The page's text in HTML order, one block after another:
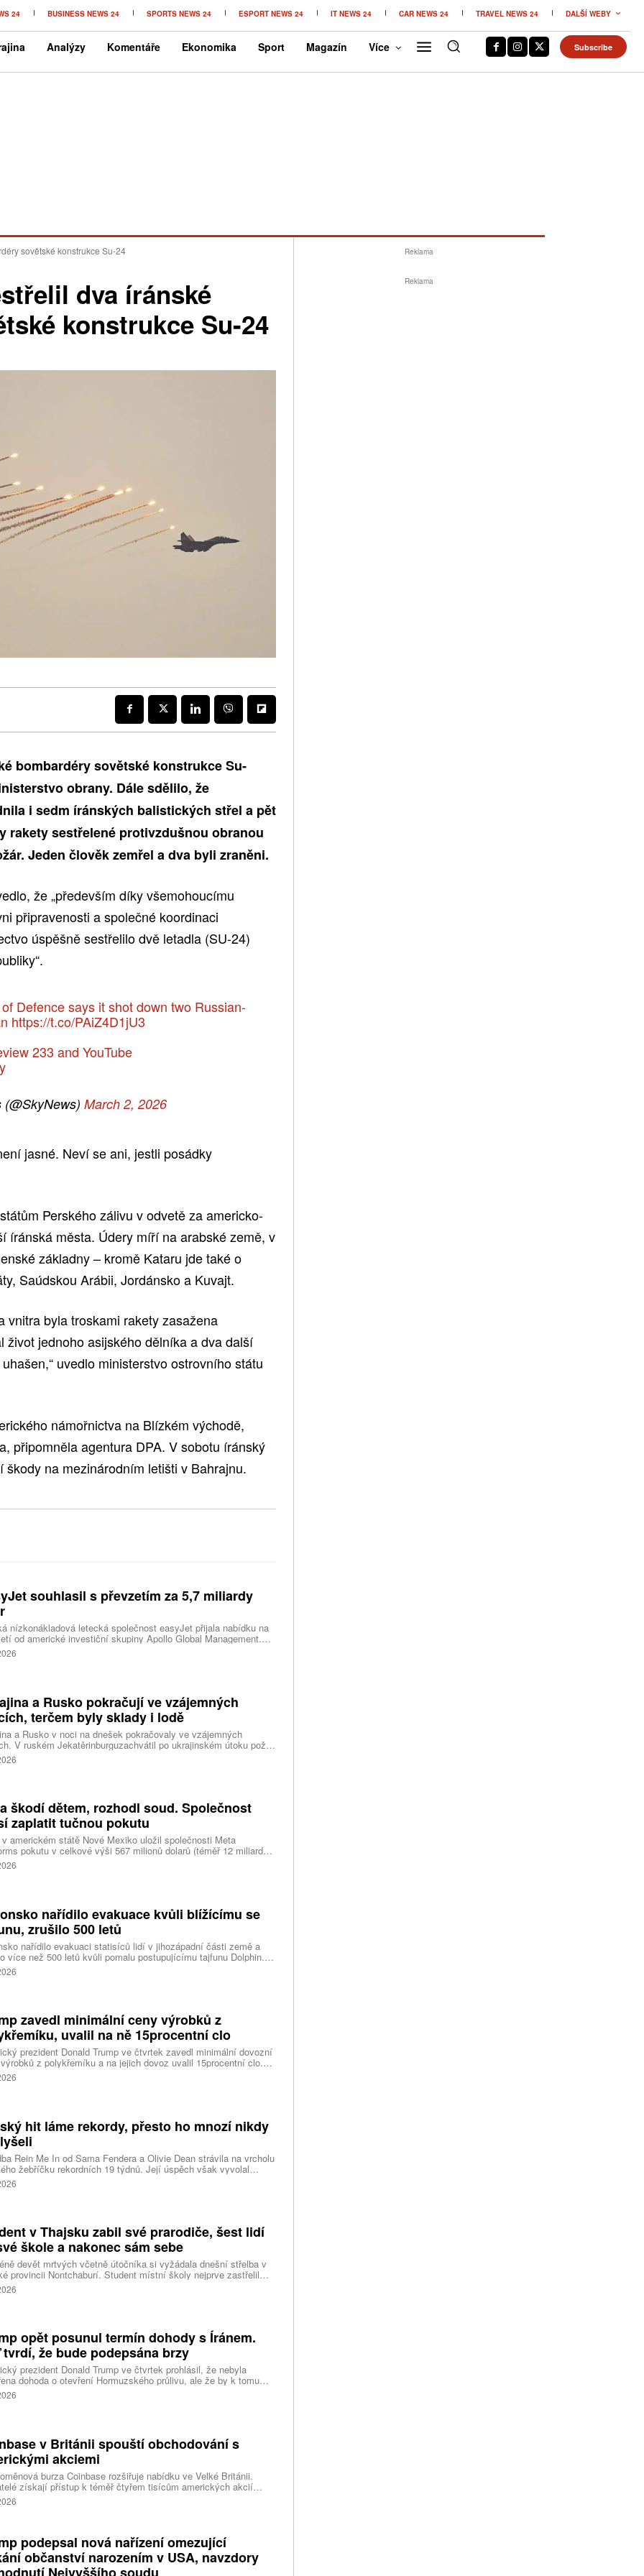
24 BUSINESS NEWS 24 SPORTS NEWS 24 ESPORT NEWS 24 IT NEWS 24 CAR NEWS 24 TRAVEL NEWS 24 DALŠÍ WEBY
Analýzy Komentáře Ekonomika Sport Magazín Více Subscribe
sovětské konstrukce Su-24
dva íránské
konstrukce Su-24
bombardéry sovětské konstrukce Su-
obrany. Dále sdělilo, že
i sedm íránských balistických střel a pět
rakety sestřelené protivzdušnou obranou
Jeden člověk zemřel a dva byli zraněni.
že „především díky všemohoucímu
připravenosti a společné koordinaci
úspěšně sestřelilo dvě letadla (SU-24)
Defence says it shot down two Russian-
https://t.co/PAiZ4D1jU3
233 and YouTube
March 2, 2026
jasné. Neví se ani, jestli posádky
Perského zálivu v odvetě za americko-
íránská města. Údery míří na arabské země, v
základny – kromě Kataru jde také o
Saúdskou Arábii, Jordánsko a Kuvajt.
vnitra byla troskami rakety zasažena
život jednoho asijského dělníka a dva další
uvedlo ministerstvo ostrovního státu
námořnictva na Blízkém východě,
připomněla agentura DPA. V sobotu íránský
na mezinárodním letišti v Bahrajnu.
souhlasil s převzetím za 5,7 miliardy
nízkonákladová letecká společnost easyJet přijala nabídku na
od americké investiční skupiny Apollo Global Management.
oceňuje aerolinku na 5,7 miliardy liber, tedy přibližně 162
korun.
a Rusko pokračují ve vzájemných
terčem byly sklady i lodě
a Rusko v noci na dnešek pokračovaly ve vzájemných
V ruském Jekatěrinburguzachvátil po ukrajinském útoku požár
centrum ruského internetového prodejce Wildberries.
o tom informovala bez podrobností na síti Telegram.
škodí dětem, rozhodl soud. Společnost
zaplatit tučnou pokutu
americkém státě Nové Mexiko uložil společnosti Meta
pokutu v celkové výši 567 milionů dolarů (téměř 12 miliard
za újmu, kterou její platformy Facebook a Instagram působí
lidem. Firma musí změnit způsob ověřování věku.
nařídilo evakuace kvůli blížícímu se
zrušilo 500 letů
nařídilo evakuaci statisíců lidí v jihozápadní části země a
více než 500 letů kvůli pomalu postupujícímu tajfunu Dolphin.
meteorologů přinese tajfun do oblasti silný vítr, prudký déšť a
vlny, píše agentura Reuters. Dolphin je tajfunem první, tedy
meteorologická agentura (JMA).
zavedl minimální ceny výrobků z
uvalil na ně 15procentní clo
prezident Donald Trump ve čtvrtek zavedl minimální dovozní
z polykřemíku a na jejich dovoz uvalil 15procentní clo.
se používá při výrobě polovodičů a je hlavní složkou
panelů, jeho největším světovým producentem je Čína.
Reuters.
hit láme rekordy, přesto ho mnozí nikdy
Rein Me In od Sama Fendera a Olivie Dean strávila na vrcholu
žebříčku rekordních 19 týdnů. Její úspěch však vyvolal
reakci. Řada lidí tvrdí, že píseň nikdy neslyšela. Hudební
totiž rozdělil do menších skupin, které poslouchají úplně jiné
v Thajsku zabil své prarodiče, šest lidí
škole a nakonec sám sebe
devět mrtvých včetně útočníka si vyžádala dnešní střelba v
provincii Nontchaburí. Student místní školy nejprve zastřelil
svého dědečka oba prarodiče a pak se vydal do školy, kde zabil
a tři žáky, dalších 15 lidí zranil a nakonec spáchal
opět posunul termín dohody s Íránem.
tvrdí, že bude podepsána brzy
prezident Donald Trump ve čtvrtek prohlásil, že nebyla
dohoda o otevření Hormuzského průlivu, ale že by k tomu
dojít brzy. Írán je mezitím nadosah dohody o tranzitu v úžině
která může pro Trumpa představovat problém.
v Británii spouští obchodování s
akciemi
burza Coinbase rozšiřuje nabídku ve Velké Británii.
získají přístup k téměř čtyřem tisícům amerických akcií
v aplikaci, ve které spravují kryptoměny a běžné peníze.
podepsal nová nařízení omezující
občanství narozením v USA, navzdory
Reklama
Reklama